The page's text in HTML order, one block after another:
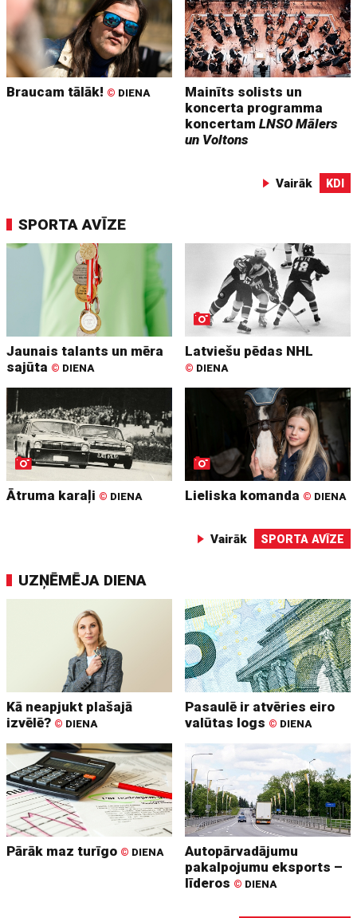
Braucam tālāk! © DIENA
Mainīts solists un
koncerta programma
koncertamLNSO Mālers
un Voltons
Vairāk KDI
SPORTA AVĪZE
Jaunais talants un mēra
sajūta © DIENA
Latviešu pēdas NHL
© DIENA
Ātruma karaļi © DIENA Lieliska komanda © DIENA
Vairāk SPORTA AVĪZE
UZŅĒMĒJA DIENA
Kā neapjukt plašajā
izvēlē? © DIENA
Pasaulē ir atvēries eiro
valūtas logs © DIENA
Pārāk maz turīgo © DIENA
Autopārvadājumu
pakalpojumu eksports –
līderos © DIENA